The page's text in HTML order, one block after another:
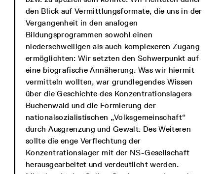
den Blick auf Vermittlungsformate, die uns in der
Vergangenheit in den analogen
Bildungsprogrammen sowohl einen
niederschwelligen als auch komplexeren Zugang
ermöglichten: Wir setzten den Schwerpunkt auf
eine biografische Annäherung. Was wir hiermit
vermitteln wollten, war grundlegendes Wissen
über die Geschichte des Konzentrationslagers
Buchenwald und die Formierung der
nationalsozialistischen „Volksgemeinschaft“
durch Ausgrenzung und Gewalt. Des Weiteren
sollte die enge Verflechtung der
Konzentrationslager mit der NS-Gesellschaft
herausgearbeitet und verdeutlicht werden.